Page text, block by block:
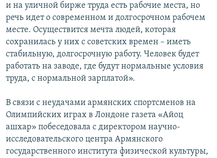
и на уличной бирже труда есть рабочие места, но
речь идет о современном и долгосрочном рабочем
месте. Осуществится мечта людей, которая
сохранилась у них с советских времен – иметь
стабильную, долгосрочную работу. Человек будет
работать на заводе, где будут нормальные условия
труда, с нормальной зарплатой».
В связи с неудачами армянских спортсменов на
Олимпийских играх в Лондоне газета «Айоц
ашхар» побеседовала с директором научно-
исследовательского центра Армянского
государственного института физической культуры,